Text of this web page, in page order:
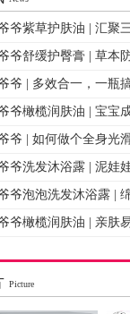
爷紫草护肤油 | 汇聚
爷舒缓护臀膏 | 草本
爷 | 多效合一，一瓶
爷橄榄润肤油 | 宝宝
爷 | 如何做个全身光
爷洗发沐浴露 | 泥娃
爷泡泡洗发沐浴露 |
爷橄榄润肤油 | 亲肤
Picture